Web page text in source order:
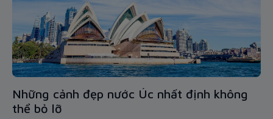
Những cảnh đẹp nước Úc nhất định không
thể bỏ lỡ